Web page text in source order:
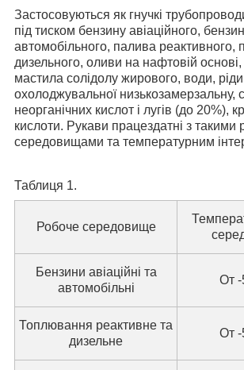
Застосовуються як гнучкі
під тиском бензину авіаційного,
автомобільного, палива реактивного,
дизельного, оливи на нафтовій
мастила солідолу жирового, води,
охолоджувальної низькозамерзальну,
неорганічних кислот і лугів (до 20%),
кислоти. Рукави працездатні з такими
середовищами та температурним
Таблиця 1.
Робоче середовище
Бензини авіаційні та
автомобільні
От -
Топлювання реактивне та
дизельне
От -